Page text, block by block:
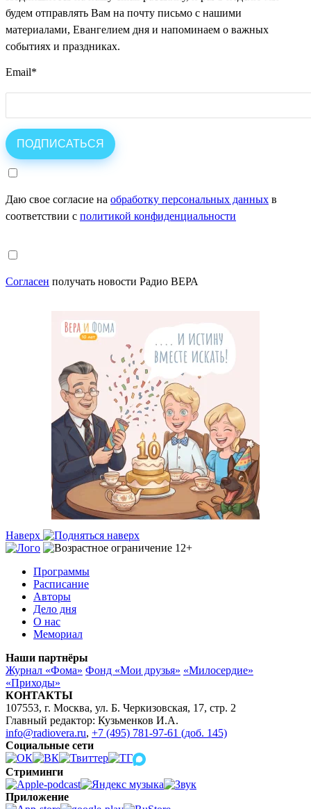
будем отправлять Вам на почту письмо с нашими
материалами, Евангелием дня и напоминаем о важных
событиях и праздниках.
Email*
Даю свое согласие на обработку персональных данных в
соответствии с политикой конфиденциальности
Согласен получать новости Радио ВЕРА
Наверх
Программы
Расписание
Авторы
Дело дня
О нас
Мемориал
Наши партнёры
Журнал «Фома» Фонд «Мои друзья» «Милосердие»
«Приходы»
КОНТАКТЫ
107553, г. Москва, ул. Б. Черкизовская, 17, стр. 2
Главный редактор: Кузьменков И.А.
info@radiovera.ru, +7 (495) 781-97-61 (доб. 145)
Социальные сети
Стриминги
Приложение